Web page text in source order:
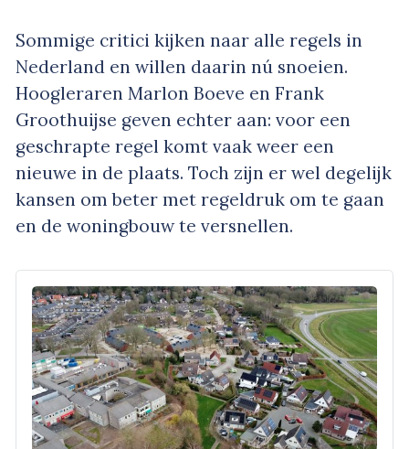
Sommige critici kijken naar alle regels in
Nederland en willen daarin nú snoeien.
Hoogleraren Marlon Boeve en Frank
Groothuijse geven echter aan: voor een
geschrapte regel komt vaak weer een
nieuwe in de plaats. Toch zijn er wel degelijk
kansen om beter met regeldruk om te gaan
en de woningbouw te versnellen.